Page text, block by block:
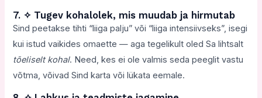
7. ✧ Tugev kohalolek, mis muudab ja hirmutab
Sind peetakse tihti “liiga palju” või “liiga intensiivseks”, isegi
kui istud vaikides omaette — aga tegelikult oled Sa lihtsalt
tõeliselt kohal. Need, kes ei ole valmis seda peeglit vastu
võtma, võivad Sind karta või lükata eemale.